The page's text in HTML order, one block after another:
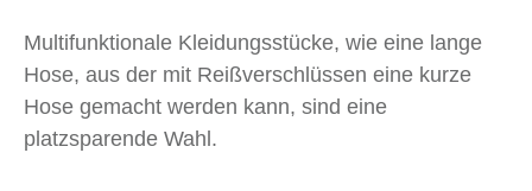
Multifunktionale Kleidungsstücke, wie eine lange
Hose, aus der mit Reißverschlüssen eine kurze
Hose gemacht werden kann, sind eine
platzsparende Wahl.